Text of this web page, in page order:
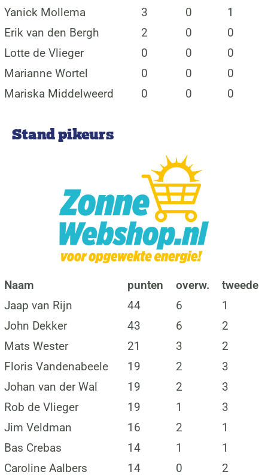
Yanick Mollema
3 0
1
Erik van den Bergh
2 0
0
Lotte de Vlieger
0 0
0
Marianne Wortel
0 0
0
Mariska Middelweerd
0 0 0
Stand pikeurs
Naam punten overw.
tweede
Jaap van Rijn
44 6
1
John Dekker
43 6
2
Mats Wester
21 3
2
Floris Vandenabeele
19 2
3
Johan van der Wal
19 2
3
Rob de Vlieger
19 1
3
Jim Veldman
16 2
1
Bas Crebas
14 1
1
Caroline Aalbers
14 0 2